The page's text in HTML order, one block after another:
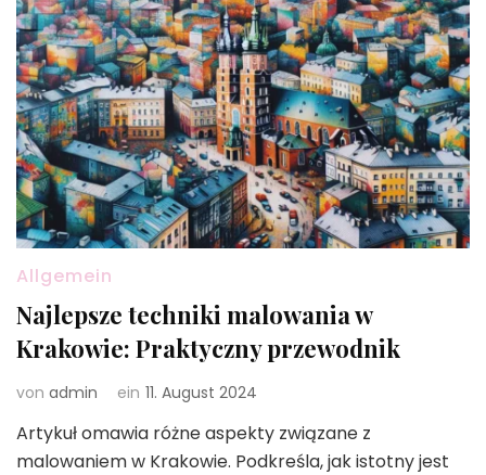
Allgemein
Najlepsze techniki malowania w
Krakowie: Praktyczny przewodnik
von admin ein 11. August 2024
Artykuł omawia różne aspekty związane z
malowaniem w Krakowie. Podkreśla, jak istotny jest